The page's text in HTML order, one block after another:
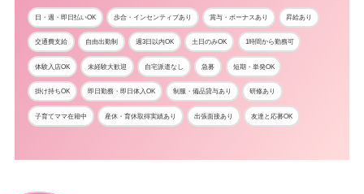
日・週・即日払いOK 歩合・インセンティブあり 賞与・ボーナスあり 昇給あり
交通費支給 自由出勤制 週3日以内OK 土日のみOK 1時間から勤務可
体験入店OK 未経験大歓迎 自宅派遣なし 急募 短期・単発OK
掛け持ちOK 即日勤務・即日体入OK 制服・備品貸与あり 研修あり
子育てママ在籍中 産休・育休取得実績あり 出張面接あり 友達と応募OK